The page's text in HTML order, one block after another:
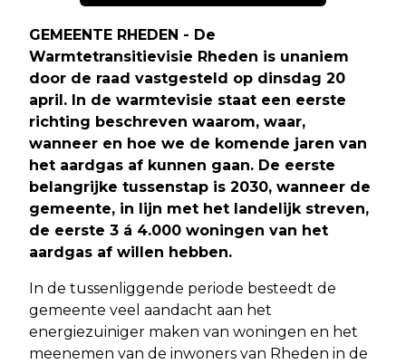
GEMEENTE RHEDEN - De
Warmtetransitievisie Rheden is unaniem
door de raad vastgesteld op dinsdag 20
april. In de warmtevisie staat een eerste
richting beschreven waarom, waar,
wanneer en hoe we de komende jaren van
het aardgas af kunnen gaan. De eerste
belangrijke tussenstap is 2030, wanneer de
gemeente, in lijn met het landelijk streven,
de eerste 3 á 4.000 woningen van het
aardgas af willen hebben.
In de tussenliggende periode besteedt de
gemeente veel aandacht aan het
energiezuiniger maken van woningen en het
meenemen van de inwoners van Rheden in de